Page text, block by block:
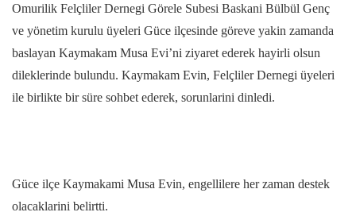
Omurilik Felçliler Dernegi Görele Subesi Baskani Bülbül Genç
ve yönetim kurulu üyeleri Güce ilçesinde göreve yakin zamanda
baslayan Kaymakam Musa Evi’ni ziyaret ederek hayirli olsun
dileklerinde bulundu. Kaymakam Evin, Felçliler Dernegi üyeleri
ile birlikte bir süre sohbet ederek, sorunlarini dinledi.
Güce ilçe Kaymakami Musa Evin, engellilere her zaman destek
olacaklarini belirtti.